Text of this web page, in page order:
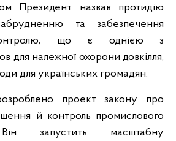
Президент назвав протидію
та забезпечення
контролю, що є однією з
для належної охорони довкілля,
для українських громадян.
проект закону про
й контроль промислового
запустить масштабну